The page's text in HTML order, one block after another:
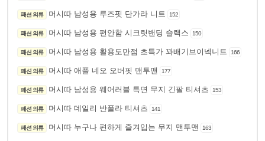
패션 의류 머시따 남성용 루즈핏 단가라 니트 152
패션 의류 머시따 남성용 편안함 시크릿밴딩 슬랙스 150
패션 의류 머시따 남성용 활용도만점 초특가 꽈배기브이넥니트 166
패션 의류 머시따 애플 네오 오버핏 맨투맨 177
패션 의류 머시따 남성용 웨어러블 특면 무지 긴팔 티셔츠 153
패션 의류 머시따 데일리 반폴라 티셔츠 141
패션 의류 머시따 누구나 편하게 즐겨입는 무지 맨투맨 163